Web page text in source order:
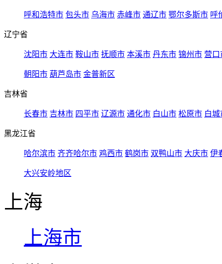
呼和浩特市 包头市 乌海市 赤峰市 通辽市 鄂尔多斯市 呼
辽宁省
沈阳市 大连市 鞍山市 抚顺市 本溪市 丹东市 锦州市 营口
朝阳市 葫芦岛市 金普新区
吉林省
长春市 吉林市 四平市 辽源市 通化市 白山市 松原市 白城
黑龙江省
哈尔滨市 齐齐哈尔市 鸡西市 鹤岗市 双鸭山市 大庆市 伊
大兴安岭地区
上海
上海市